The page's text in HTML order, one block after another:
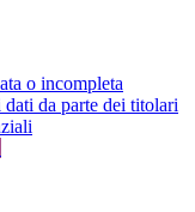
o incompleta
da parte dei titolari